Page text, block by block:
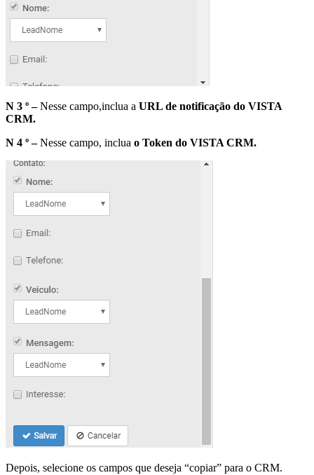
N 3 º –Nesse campo,inclua a URL de notificação do VISTA
CRM.
N 4 º –Nesse campo, inclua o Token do VISTA CRM.
Depois, selecione os campos que deseja “copiar” para o CRM.